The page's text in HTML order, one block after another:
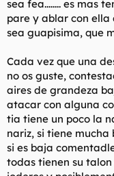
sea fea........ es mas
pare y ablar con ella
sea guapisima, que
Cada vez que una
no os guste,
aires de grandeza
atacar con alguna
tia tiene un poco la
nariz, si tiene
si es baja
todas tienen su